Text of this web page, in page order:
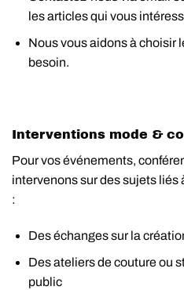
les articles qui vous
Nous vous aidons à choisir
besoin.
Interventions mode &
Pour vos événements,
intervenons sur des sujets liés
:
Des échanges sur la
Des ateliers de couture ou
public